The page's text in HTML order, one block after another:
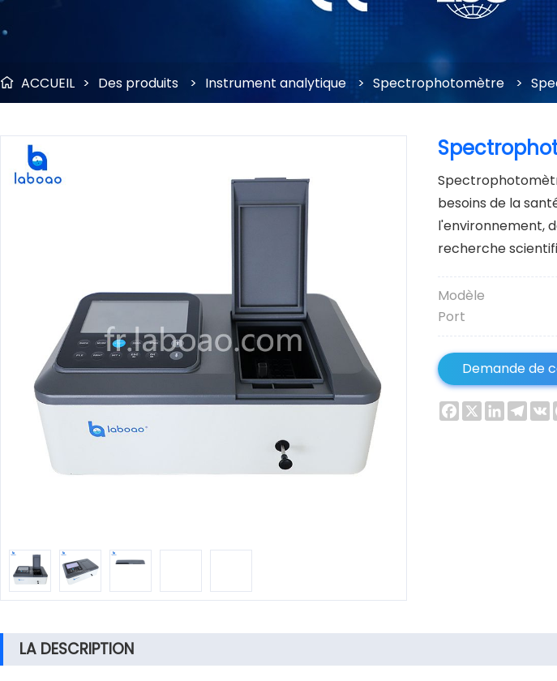
 ACCUEIL > Des produits > Instrument analytique > Spectrophotomètre >
besoins de la
l'environnement,
recherche
Modèle
Port
Demande de
Facebook
X LinkedIn
LA DESCRIPTION